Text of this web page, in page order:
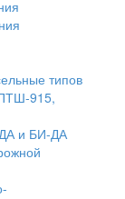
типов
915,
и БИ-ДА